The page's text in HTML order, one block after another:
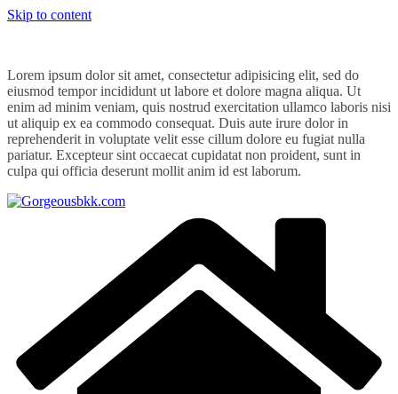
Skip to content
Lorem ipsum dolor sit amet, consectetur adipisicing elit, sed do
eiusmod tempor incididunt ut labore et dolore magna aliqua. Ut
enim ad minim veniam, quis nostrud exercitation ullamco laboris nisi
ut aliquip ex ea commodo consequat. Duis aute irure dolor in
reprehenderit in voluptate velit esse cillum dolore eu fugiat nulla
pariatur. Excepteur sint occaecat cupidatat non proident, sunt in
culpa qui officia deserunt mollit anim id est laborum.